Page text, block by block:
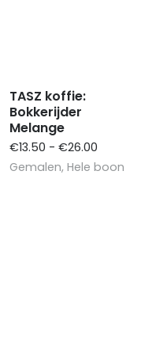
TASZ koffie:
Bokkerijder
Melange
€13.50 - €26.00
€13.50
Gemalen, Hele boon